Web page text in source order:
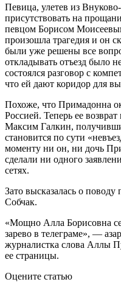
Певица, улетев из
присутствовать на
певцом Борисом
произошла трагедия и он
были уже решены все
откладывать отъезд было
состоялся разговор с
что ей дают коридор для
Похоже, что Примадонна
Россией. Теперь ее
Максим Галкин,
становится по сути
моменту ни он, ни дочь
сделали ни одного
сетях.
Зато высказалась о
Собчак.
«Мощно Алла Борисовна
зарево в телеграме», —
журналистка слова Аллы
ее страницы.
Оцените статью